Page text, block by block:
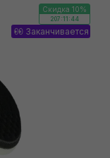
Скидка 10%
207:11:44
Заканчивается